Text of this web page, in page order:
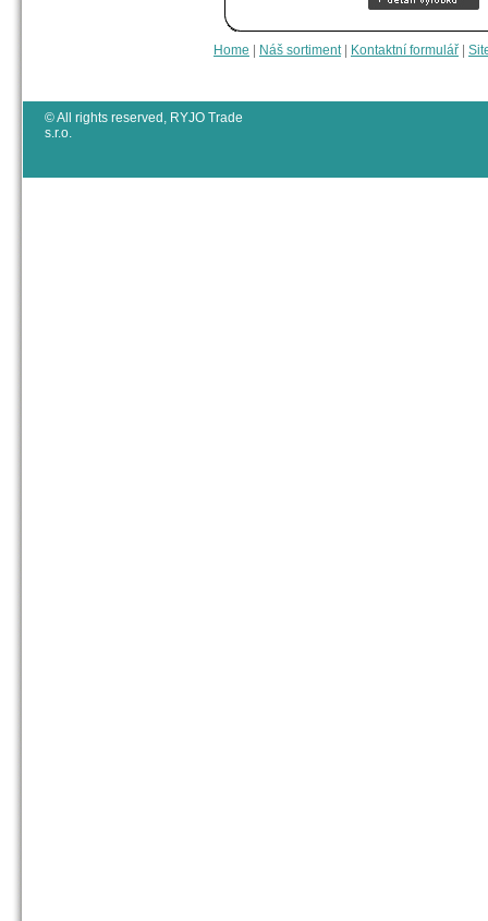
Home Náš sortiment| Kontaktní formulář
© All rights reserved, RYJO Trade
s.r.o.